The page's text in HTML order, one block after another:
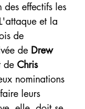
effectifs les
et la
de
de Drew
de Chris
nominations
leurs